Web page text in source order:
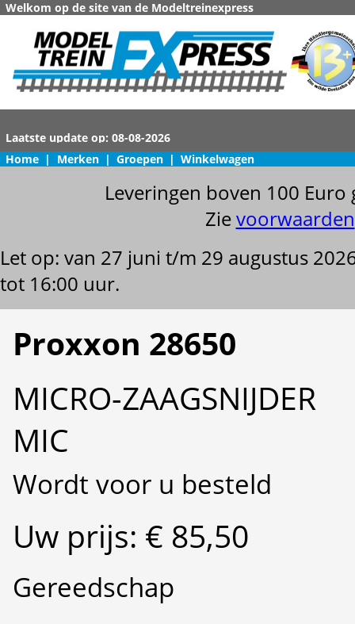
Welkom op de site van de Modeltreinexpress
Home | Merken | Groepen | Winkelwagen
Leveringen boven 100
Zievoorwaarden
Let op: van 27 juni t/m 29 augustus
tot 16:00 uur.
Proxxon 28650
MICRO-ZAAGSNIJDER
MIC
Wordt voor u besteld
Uw prijs: € 85,50
Gereedschap